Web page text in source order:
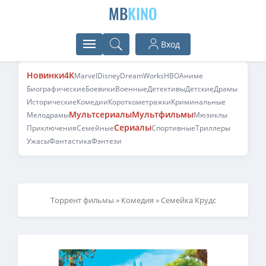
MBKINO
Вход
Новинки4KMarvelDisneyDreamWorksHBOАниме
БиографическиеБоевикиВоенныеДетективыДетскиеДрамы
ИсторическиеКомедииКороткометражкиКриминальные
МелодрамыМультсериалыМультфильмыМюзиклы
ПриключенияСемейныеСериалыСпортивныеТриллеры
УжасыФантастикаФэнтези
Торрент фильмы » Комедия » Семейка Крудс